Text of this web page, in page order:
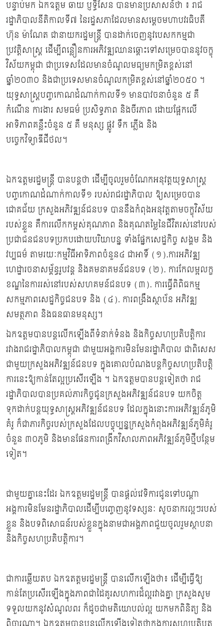
បន្ទាប់មក ឯកឧត្ដម ឆាយ ប្ញទ្ធិសែន បានមានប្រសាសន៍ថា ៖ រាជ
រដ្ឋាភិបាលនីតិកាលទី៧ នៃរដ្ឋសភាដែលមានសម្ដេចមហាបវរធិបតី
ហ៊ុន ម៉ាណែត ជានាយករដ្ឋមន្ត្រី បានដាក់ចេញនូវបេសកកម្មជា
ប្រវត្តិសាស្ត្រ ដើម្បីពន្លឿនការអភិវឌ្ឍឈានឆ្ពោះទៅសម្រេចបាននូវចក្ខុ
វិស័យកម្ពុជា ជាប្រទេសដែលមានចំណូលមធ្យមកម្រិតខ្ពស់នៅ
ឆ្នាំ២០៣០ និងជាប្រទេសមានចំណូលកម្រិតខ្ពស់នៅឆ្នាំ២០៥០ ។
យុទ្ធសាស្រ្តបញ្ចកោណដំណាក់កាលទី១ មានបាវចនាចំនួន ៥ គឺ
កំណើន ការងារ សមធម៌ ប្រសិទ្ធភាព និងចីរភាព ដោយផ្អែកលើ
អាទិភាពគន្លឹះចំនួន ៥ គឺ មនុស្ស ផ្លូវ ទឹក ភ្លើង និង
បច្ចេកវិទ្យាឌីជីថល។
ឯកឧត្ដមរដ្ឋមន្ដ្រី បានបន្ដថា ដើម្បីចូលរួមចំណែកអនុវត្តយុទ្ធសាស្រ្ត
បញ្ចកោណដំណាក់កាលទី១ របស់រាជរដ្ឋាភិបាល ឱ្យសម្រេចបាន
ជោគជ័យ ក្រសួងអភិវឌ្ឍន៍ជនបទ បាននឹងកំពុងអនុវត្តតាមចក្ខុវិស័យ
របស់ខ្លួន គឺការលើកកម្ពស់គុណភាព និងគុណតម្លៃនៃជីវិតរស់នៅរបស់
ប្រជាជនជនបទប្រកបដោយបរិយាបន្ន ទាំងផ្នែកសេដ្ឋកិច្ច សង្គម និង
វប្បធម៌ តាមរយៈកម្មវិធីអាទិភាពចំនួន៤ ជាអាទិ៍ (១).ការអភិវឌ្ឍ
ហេដ្ឋារចនាសម្ព័ន្ធរូបវន្ត និងគមនាគមន៍ជនបទ (២). ការកែលម្អលក្ខ
ខណ្ឌនៃការរស់នៅរបស់សហគមន៍ជនបទ (៣). ការធ្វើពិពិធកម្ម
សកម្មភាពសេដ្ឋកិច្ចជនបទ និង (៤). ការពង្រឹងស្ថាប័ន អភិវឌ្ឍ
សមត្ថភាព និងធនធានមនុស្ស។
ឯកឧត្ដមបានបន្តលើកឡើងពីទំនាក់ទំនង និងកិច្ចសហប្រតិបត្តិការ
រវាងរាជរដ្ឋាភិបាលកម្ពុជា ជាមួយអង្គការមិនមែនរដ្ឋាភិបាល ជាពិសេស
ជាមួយក្រសួងអភិវឌ្ឍន៍ជនបទ ក្នុងគោលបំណងបន្តកិច្ចសហប្រតិបត្តិ
ការនេះឱ្យកាន់តែល្អប្រសើរឡើង ។ ឯកឧត្ដមបានបន្តទៀតថា រាជ
រដ្ឋាភិបាលបានប្រគល់ភារកិច្ចជូនក្រសួងអភិវឌ្ឍន៍ជនបទ យកចិត្ត
ទុកដាក់បន្តយុទ្ធសាស្ត្រអភិវឌ្ឍន៍ជនបទ ដែលក្នុងនោះការអភិវឌ្ឍន៍ភូមិ
គំរូ ក៏ជាភារកិច្ចរបស់ក្រសួងដែលបច្ចុប្បន្នក្រសួងកំពុងអភិវឌ្ឍន៍ភូមិគំរូ
ចំនួន ៣០ភូមិ និងមានផែនការពង្រីកវិសាលភាពអភិវឌ្ឍន៍ភូមិថ្មីបន្ថែម
ទៀត។
ជាមួយគ្នានេះដែរ ឯកឧត្ដមរដ្ឋមន្រ្ដី បានផ្ដល់វេទិការជូនទៅបណ្ដា
អង្គការមិនមែនរដ្ឋាភិបាលដើម្បីបញ្ចេញនូវទស្សនៈ សូចនាករល្អៗរបស់
ខ្លួន និងបទពិសោធន៍របស់ខ្លួនក្នុងនាមជាអង្គភាពជួយចូលរួមស្ថាបនា
និងកិច្ចសហប្រតិបត្តិការ។
ជាការឆ្លេីយតប​ ឯកឧតត្ដមរដ្ឋមន្រ្ដី បានលេីកឡេីងថា៖ ដេីម្បីធ្វេីឱ្យ
កាន់តែប្រសេីរឡេីងក្នុងភាពជាដៃគូរសហការដ៏ល្អរវាងគ្នា​ ក្រសួងសូម
ទទួលយកនូវសំណូលពរ​ ក៏ដូចជាមតិយោបល់ល្អ​ យកមកពិនិត្យ​ និង